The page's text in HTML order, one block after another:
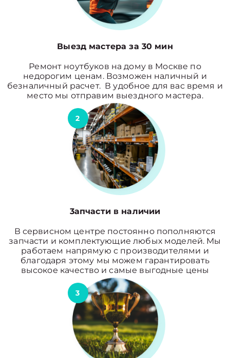
Выезд мастера за 30 мин
Ремонт ноутбуков на дому в Москве по
недорогим ценам. Возможен наличный и
безналичный расчет. В удобное для вас время и
место мы отправим выездного мастера.
2
3апчасти в наличии
В сервисном центре постоянно пополняются
запчасти и комплектующие любых моделей. Мы
работаем напрямую с производителями и
благодаря этому мы можем гарантировать
высокое качество и самые выгодные цены
3